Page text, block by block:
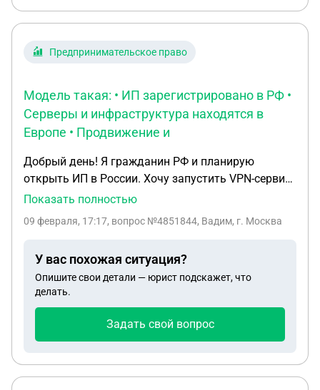
Предпринимательское право
Модель такая: • ИП зарегистрировано в РФ •
Серверы и инфраструктура находятся в
Европе • Продвижение и
Добрый день! Я гражданин РФ и планирую
открыть ИП в России. Хочу запустить VPN-сервис,
который будет работать исключительно на
пользователей. Модель такая: • ИП
инфраструктура находятся в Европе •
Продвижение и реклама ведутся только на
зарубежные рынки на английском языке (не в РФ)
аудиторией (сервис будет полностью на
ограничен) • Оплата будет приниматься от
Показать полностью
09 февраля, 17:17, вопрос №4851844, Вадим, г. Москва
У вас похожая ситуация?
Опишите свои детали — юрист подскажет, что
делать.
Задать свой вопрос